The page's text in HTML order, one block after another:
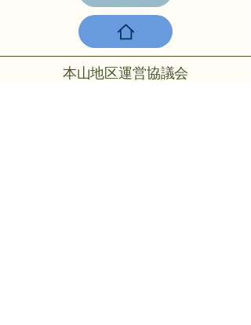
本山地区運営協議会